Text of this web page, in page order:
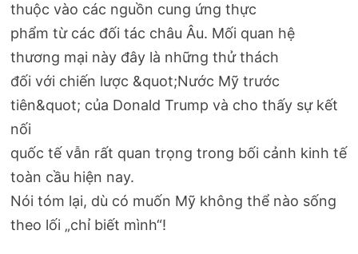
thuộc vào các nguồn cung ứng thực
phẩm từ các đối tác châu Âu. Mối quan hệ
thương mại này đây là những thử thách
đối với chiến lược &quot;Nước Mỹ trước
tiên&quot; của Donald Trump và cho thấy sự kết
nối
quốc tế vẫn rất quan trọng trong bối cảnh kinh tế
toàn cầu hiện nay.
Nói tóm lại, dù có muốn Mỹ không thể nào sống
theo lối „chỉ biết mình“!